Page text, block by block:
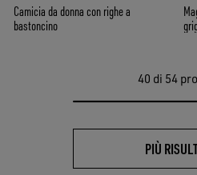
Camicia da donna con righe a
bastoncino
40 di 54
PIÙ